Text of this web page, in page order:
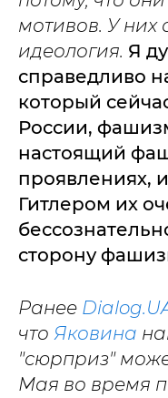
мотивов. У них
идеология. Я
справедливо
который
России,
настоящий
проявлениях,
Гитлером их
сторону
Ранее
что Яковина
"сюрприз"
Мая во время